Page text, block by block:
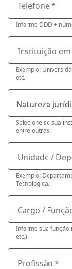
Telefone *
Informe DDD +
Instituição
Exemplo:
etc.
Selecione se sua
entre outras.
Unidade /
Exemplo:
Tecnológica.
Cargo /
Informe sua função
etc.).
Profissão *